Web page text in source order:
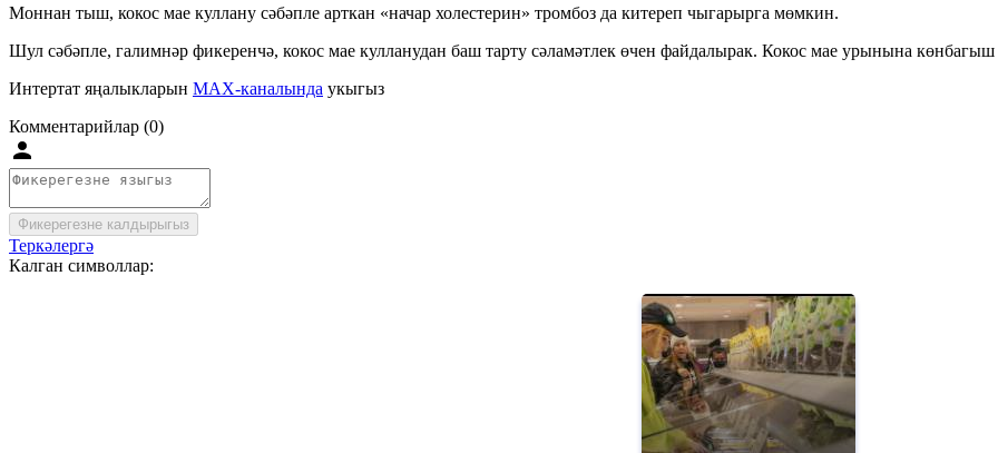
Моннан тыш, кокос мае куллану сәбәпле арткан «начар холестерин» тромбоз да китереп чыгарырга мөмкин.
Шул сәбәпле, галимнәр фикеренчә, кокос мае кулланудан баш тарту сәламәтлек өчен файдалырак. Кокос мае урынына көнбагыш
Интертат яңалыкларын MAX-каналында укыгыз
Комментарийлар (0)
Фикерегезне калдырыгыз
Теркәлергә
Калган символлар: